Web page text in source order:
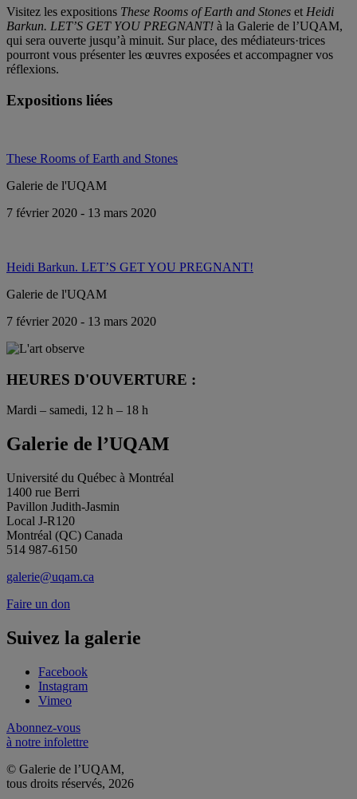
Visitez les expositions These Rooms of Earth and Stones etHeidi
Barkun. LET’S GET YOU PREGNANT! à la Galerie de l’UQAM,
qui sera ouverte jusqu’à minuit. Sur place, des médiateurs·trices
pourront vous présenter les œuvres exposées et accompagner vos
réflexions.
Expositions liées
These Rooms of Earth and Stones
Galerie de l'UQAM
7 février 2020 - 13 mars 2020
Heidi Barkun. LET’S GET YOU PREGNANT!
Galerie de l'UQAM
7 février 2020 - 13 mars 2020
HEURES D'OUVERTURE :
Mardi – samedi, 12 h – 18 h
Galerie de l’UQAM
Université du Québec à Montréal
1400 rue Berri
Pavillon Judith-Jasmin
Local J-R120
Montréal (QC) Canada
514 987-6150
galerie@uqam.ca
Faire un don
Suivez la galerie
Facebook
Instagram
Vimeo
Abonnez-vous
à notre infolettre
© Galerie de l’UQAM,
tous droits réservés, 2026